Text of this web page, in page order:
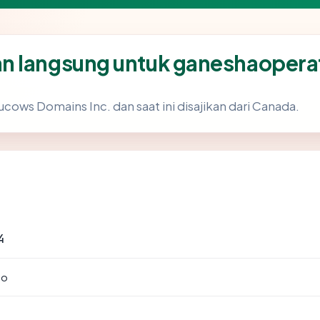
langsung untuk
Domains Inc. dan saat ini disajikan dari Canada.